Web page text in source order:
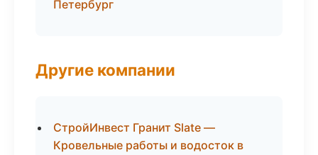
Петербург
Другие компании
СтройИнвест Гранит Slate —
Кровельные работы и водосток в